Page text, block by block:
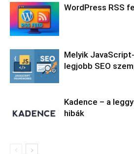
WordPress RSS
Melyik
legjobb SEO
Kadence – a
hibák